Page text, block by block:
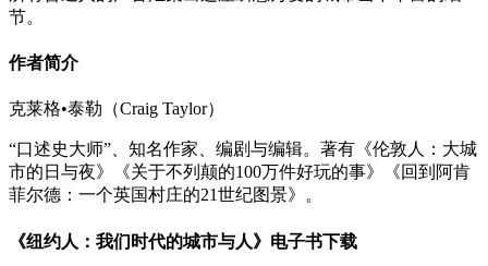
节。
作者简介
克莱格•泰勒（Craig Taylor）
“口述史大师”、知名作家、编剧与编辑。著有《伦敦人：大城
市的日与夜》《关于不列颠的100万件好玩的事》《回到阿肯
菲尔德：一个英国村庄的21世纪图景》。
《纽约人：我们时代的城市与人》电子书下载